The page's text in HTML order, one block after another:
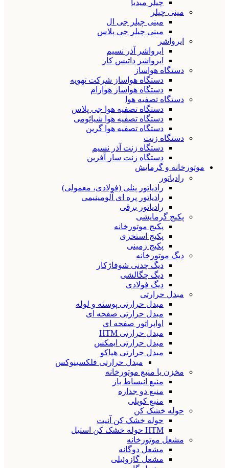
چیلر میدیا
مینی چیلر
مینی چیلر جی ال
مینی چیلر جی پلاس
ایرواشر
ایرواشر آذر نسیم
ایرواشر داتیس کار
دستگاه هواساز
دستگاه هواساز شرکت تهویه
دستگاه هواساز هوارام
دستگاه تصفیه هوا
دستگاه تصفیه هوا جی پلاس
دستگاه تصفیه هوا شیائومی
دستگاه تصفیه هوا گرین
دستگاه زنت
دستگاه زنت آذر نسیم
دستگاه زنت سار آفرین
موتورخانه و گرمایش
رادیاتور
رادیاتور پنلی (فولادی، معمولی)
رادیاتور پره ای آلومینیمی
رادیاتور برقی
پکیج گرمایشی
پکیج موتورخانه
پکیج استخری
پکیج زمینی
دیگ موتورخانه
دیگ چدنی شوفاژکار
دیگ چگالشی
دیگ فولادی
مبدل حرارتی
مبدل حرارتی پوسته و لوله
مبدل حرارتی صفحه ای
اواپراتور صفحه ای
مبدل حرارتی HTM
مبدل حرارتی ایمکس
مبدل حرارتی هپاکو
مبدل حرارتی فلکسینوکس
مخزن یا منبع موتورخانه
منبع انبساط باز
منبع دو جداره
منبع کویلی
حوله خشک کن
حوله خشک کن آنیت
HTM حوله خشک کن استیل
مشعل موتورخانه
مشعل دوگانه
مشعل گازوئیلی